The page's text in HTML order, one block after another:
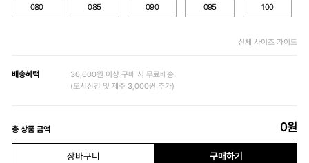
080 085 090 095 100
신체 사이즈 가이드
배송혜택
30,000원 이상 구매 시 무료배송.
(도서산간 및 제주 3,000원 추가)
총 상품 금액 0원
장바구니 구매하기